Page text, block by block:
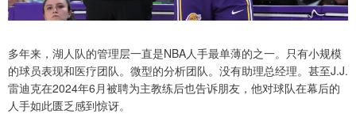
多年来，湖人队的管理层一直是NBA人手最单薄的之一。只有小规模
的球员表现和医疗团队。微型的分析团队。没有助理总经理。甚至J.J.
雷迪克在2024年6月被聘为主教练后也告诉朋友，他对球队在幕后的
人手如此匮乏感到惊讶。